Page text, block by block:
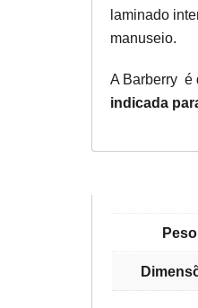
laminado
manuseio.
A Barberry é
indicada
Peso